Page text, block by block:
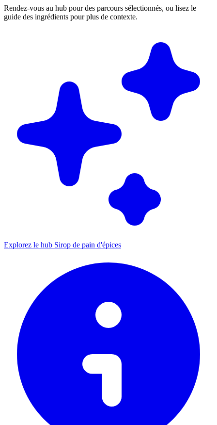
Rendez-vous au hub pour des parcours sélectionnés, ou lisez le
guide des ingrédients pour plus de contexte.
Explorez le hub Sirop de pain d'épices